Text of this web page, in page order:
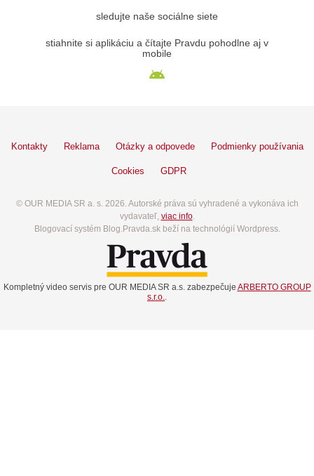
sledujte naše sociálne siete
stiahnite si aplikáciu a čítajte Pravdu pohodlne aj v
mobile
Kontakty Reklama Otázky a odpovede Podmienky používania
Cookies GDPR
© OUR MEDIA SR a. s. 2026. Autorské práva sú vyhradené a vykonáva ich
vydavateľ, viac info.
Blogovací systém Blog.Pravda.sk beží na technológií Wordpress.
Kompletný video servis pre OUR MEDIA SR a.s. zabezpečuje ARBERTO GROUP
s.r.o..